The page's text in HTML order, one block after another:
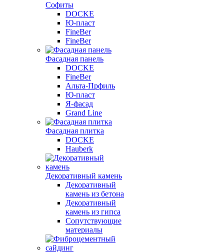
Софиты
DOCKE
Ю-пласт
FineBer
FineBer
Фасадная панель
DOCKE
FineBer
Альта-Прфиль
Ю-пласт
Я-фасад
Grand Line
Фасадная плитка
DOCKE
Hauberk
Декоративный камень
Декоративный
камень из бетона
Декоративный
камень из гипса
Сопутствующие
материалы